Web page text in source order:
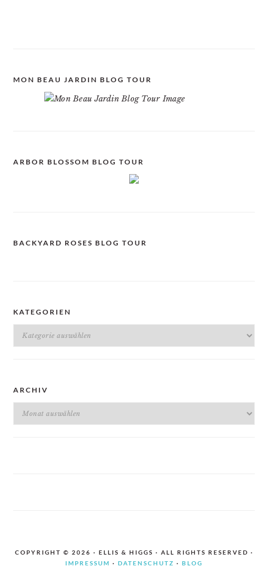
MON BEAU JARDIN BLOG TOUR
ARBOR BLOSSOM BLOG TOUR
BACKYARD ROSES BLOG TOUR
KATEGORIEN
Kategorien
ARCHIV
Archiv
COPYRIGHT © 2026 · ELLIS & HIGGS · ALL RIGHTS RESERVED ·
IMPRESSUM · DATENSCHUTZ · BLOG